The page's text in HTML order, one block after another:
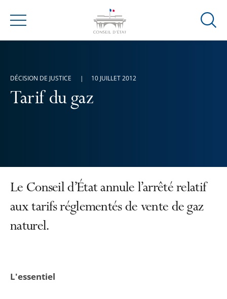
Menu
Ouvrir
Tarif du gaz
DÉCISION DE JUSTICE 10 JUILLET 2012
Le Conseil d’État annule l’arrêté relatif
aux tarifs réglementés de vente de gaz
naturel.
L'essentiel